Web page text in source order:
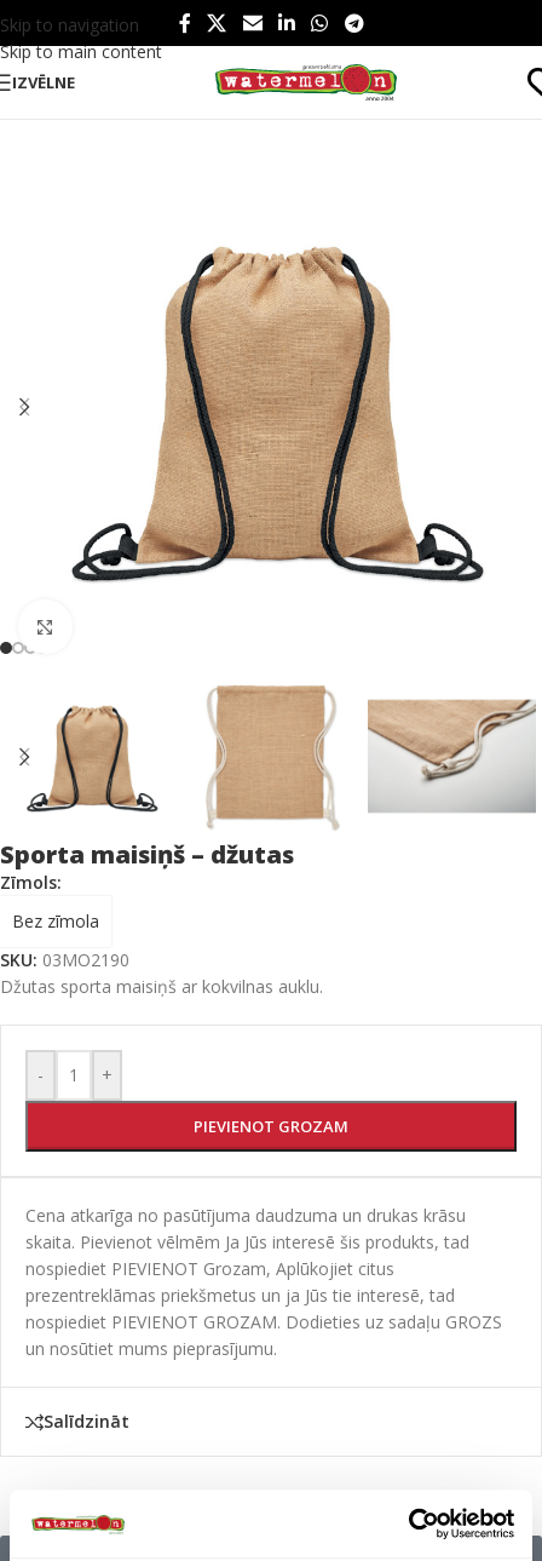
Skip to navigation
Skip to main content
IZVĒLNE
Sākums/ Sports un atpūta/ Sports/
Sporta maisiņš – džutas
Zīmols:
Bez zīmola
SKU: 03MO2190
Džutas sporta maisiņš ar kokvilnas auklu.
- +
PIEVIENOT GROZAM
Cena atkarīga no pasūtījuma daudzuma un drukas krāsu
skaita. Pievienot vēlmēm Ja Jūs interesē šis produkts, tad
nospiediet PIEVIENOT Grozam, Aplūkojiet citus
prezentreklāmas priekšmetus un ja Jūs tie interesē, tad
nospiediet PIEVIENOT GROZAM. Dodieties uz sadaļu GROZS
un nosūtiet mums pieprasījumu.
Salīdzināt